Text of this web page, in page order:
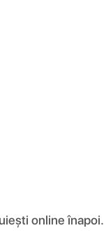
online înapoi.